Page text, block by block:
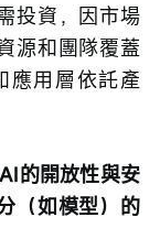
投資，因市場
源和團隊覆蓋
應用層依託產
的開放性與安
（如模型）的